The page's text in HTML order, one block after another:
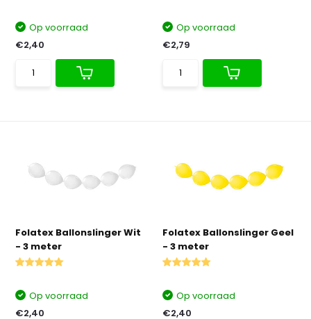
Op voorraad
€2,40
Op voorraad
€2,79
Folatex Ballonslinger Wit
- 3 meter
Op voorraad
€2,40
Folatex Ballonslinger Geel
- 3 meter
Op voorraad
€2,40